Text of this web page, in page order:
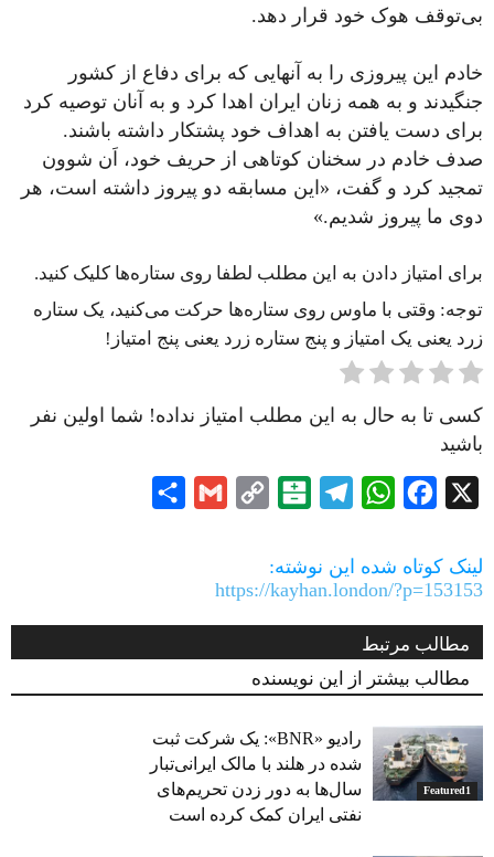
بی‌توقف هوک خود قرار دهد.
خادم این پیروزی را به آنهایی که برای دفاع از کشور
جنگیدند و به همه زنان ایران اهدا کرد و به آنان توصیه کرد
برای دست یافتن به اهداف خود پشتکار داشته باشند.
صدف خادم در سخنان کوتاهی از حریف خود، اَن شوون
تمجید کرد و گفت، «این مسابقه دو پیروز داشته است، هر
دوی ما پیروز شدیم.»
برای امتیاز دادن به این مطلب لطفا روی ستاره‌ها کلیک کنید.
توجه: وقتی با ماوس روی ستاره‌ها حرکت می‌کنید، یک ستاره
زرد یعنی یک امتیاز و پنج ستاره زرد یعنی پنج امتیاز!
کسی تا به حال به این مطلب امتیاز نداده! شما اولین نفر
باشید
X
Facebook
WhatsApp
Telegram
Balatarin
Copy
Gmail
لینک کوتاه شده این نوشته:
https://kayhan.london/?p=153153
مطالب مرتبط
مطالب بیشتر از این نویسنده
Featured1
رادیو «BNR»: یک شرکت ثبت
شده در هلند با مالک ایرانی‌تبار
سال‌ها به دور زدن تحریم‌های
نفتی ایران کمک کرده است